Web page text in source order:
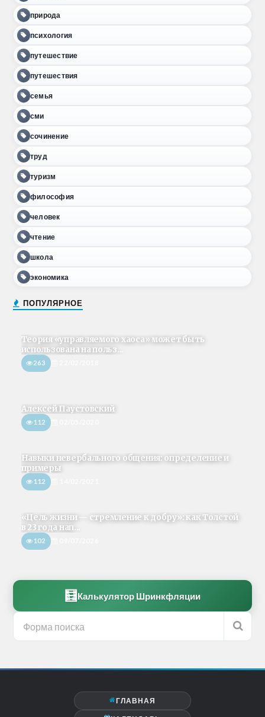
природа
психология
путешествие
путешествия
семья
сми
сочинение
труд
туризм
философия
человек
чтение
школа
экономика
ПОПУЛЯРНОЕ
Теория «управляемого хаоса» может быть
использована на польз...
263
Алексей Паустовский
112
Навыки невербального общения: определение и
примеры
112
«Цель жизни — стремление к добру»: как Толстой
в 23 года нап...
102
🧮 Калькулятор Шринкфляции
ГЛАВНАЯ